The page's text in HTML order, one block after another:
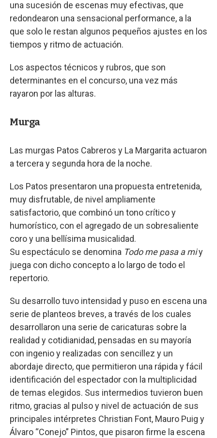
una sucesión de escenas muy efectivas, que
redondearon una sensacional performance, a la
que solo le restan algunos pequeños ajustes en los
tiempos y ritmo de actuación.
Los aspectos técnicos y rubros, que son
determinantes en el concurso, una vez más
rayaron por las alturas.
Murga
Las murgas Patos Cabreros y La Margarita actuaron
a tercera y segunda hora de la noche.
Los Patos presentaron una propuesta entretenida,
muy disfrutable, de nivel ampliamente
satisfactorio, que combinó un tono crítico y
humorístico, con el agregado de un sobresaliente
coro y una bellísima musicalidad.
Su espectáculo se denomina Todo me pasa a miy
juega con dicho concepto a lo largo de todo el
repertorio.
Su desarrollo tuvo intensidad y puso en escena una
serie de planteos breves, a través de los cuales
desarrollaron una serie de caricaturas sobre la
realidad y cotidianidad, pensadas en su mayoría
con ingenio y realizadas con sencillez y un
abordaje directo, que permitieron una rápida y fácil
identificación del espectador con la multiplicidad
de temas elegidos. Sus intermedios tuvieron buen
ritmo, gracias al pulso y nivel de actuación de sus
principales intérpretes Christian Font, Mauro Puig y
Álvaro “Conejo” Pintos, que pisaron firme la escena